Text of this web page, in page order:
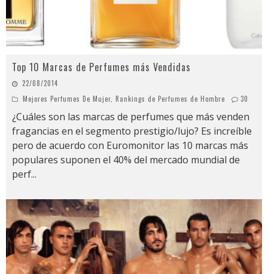
Top 10 Marcas de Perfumes más Vendidas
22/08/2014
Mejores Perfumes De Mujer Rankings de Perfumes de Hombre 30
¿Cuáles son las marcas de perfumes que más venden
fragancias en el segmento prestigio/lujo? Es increíble
pero de acuerdo con Euromonitor las 10 marcas más
populares suponen el 40% del mercado mundial de
perf...